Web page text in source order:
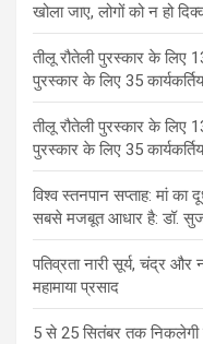
खोला जाए, लोगों को न हो
तीलू रौतेली पुरस्कार के लिए
पुरस्कार के लिए 35
तीलू रौतेली पुरस्कार के लिए
पुरस्कार के लिए 35
विश्व स्तनपान सप्ताह: मां
सबसे मजबूत आधार है: डॉ.
पतिव्रता नारी सूर्य, चंद्र और
महामाया प्रसाद
5 से 25 सितंबर तक निकलेगी